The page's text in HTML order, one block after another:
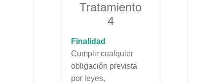
Tratamiento
4
Finalidad
Cumplir cualquier
obligación prevista
por leyes,